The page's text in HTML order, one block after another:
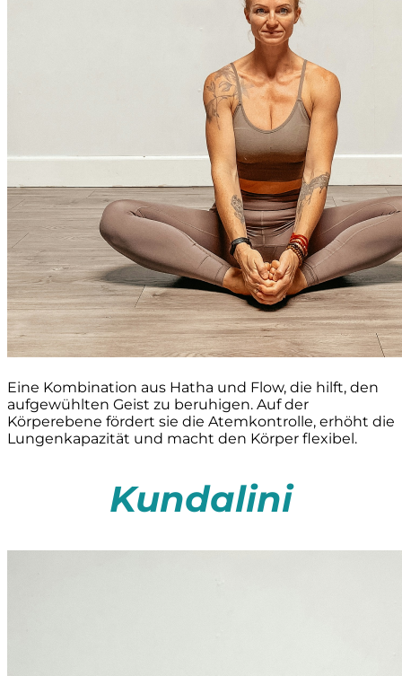
Eine Kombination aus Hatha und Flow, die hilft, den
aufgewühlten Geist zu beruhigen. Auf der
Körperebene fördert sie die Atemkontrolle, erhöht die
Lungenkapazität und macht den Körper flexibel.
Kundalini